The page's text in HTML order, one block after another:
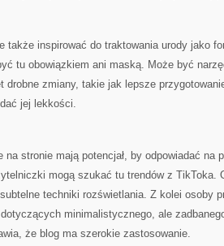
także inspirować do traktowania urody jako
tu obowiązkiem ani maską. Może być
drobne zmiany, takie jak lepsze
jej lekkości.
na stronie mają potencjał, by odpowiadać na
mogą szukać tu trendów z TikToka.
techniki rozświetlania. Z kolei osoby
minimalistycznego, ale
że blog ma szerokie zastosowanie.